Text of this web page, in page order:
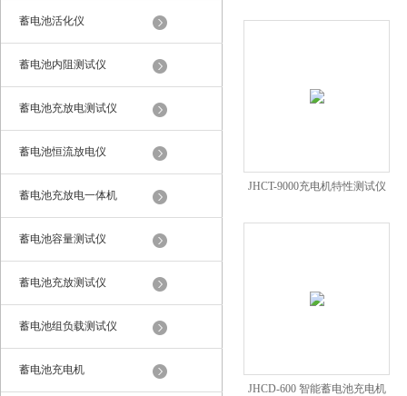
蓄电池活化仪
蓄电池内阻测试仪
蓄电池充放电测试仪
蓄电池恒流放电仪
蓄电池充放电一体机
蓄电池容量测试仪
蓄电池充放测试仪
蓄电池组负载测试仪
蓄电池充电机
JHCT-9000充电机特性测试仪
JHCD-600 智能蓄电池充电机